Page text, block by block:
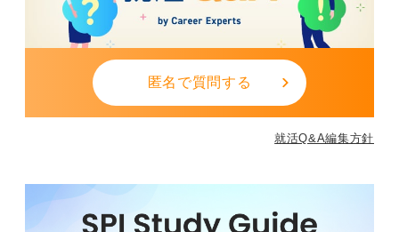
匿名で質問する
就活Q&A編集方針